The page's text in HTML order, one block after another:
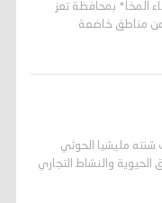
المخا* بمحافظة تعز
من مناطق خاضعة
شنته مليشيا الحوثي
الحيوية والنشاط التجاري